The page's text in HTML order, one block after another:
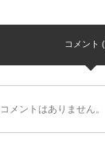
コメント
メントはありません。